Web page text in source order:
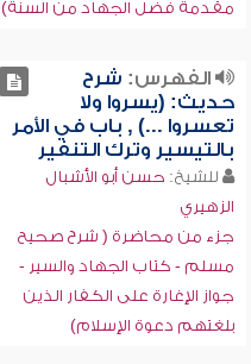
مقدمة فضل الجهاد من السنة)
الفهرس: شرح
حديث: (يسروا ولا
تعسروا ...) , باب في الأمر
بالتيسير وترك التنفير
للشيخ: حسن أبو الأشبال
الزهيري
جزء من محاضرة ( شرح صحيح
مسلم - كتاب الجهاد والسير -
جواز الإغارة على الكفار الذين
بلغتهم دعوة الإسلام)